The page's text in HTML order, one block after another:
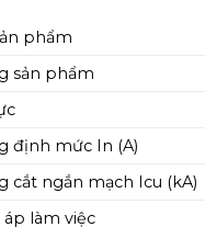
phẩm
sản phẩm
định mức In (A)
cắt ngắn mạch Icu (kA)
làm việc